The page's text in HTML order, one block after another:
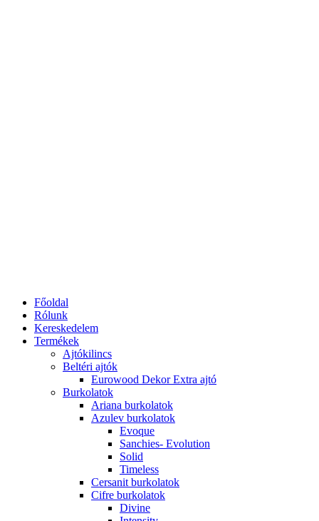
Főoldal
Rólunk
Kereskedelem
Termékek
Ajtókilincs
Beltéri ajtók
Eurowood Dekor Extra ajtó
Burkolatok
Ariana burkolatok
Azulev burkolatok
Evoque
Sanchies- Evolution
Solid
Timeless
Cersanit burkolatok
Cifre burkolatok
Divine